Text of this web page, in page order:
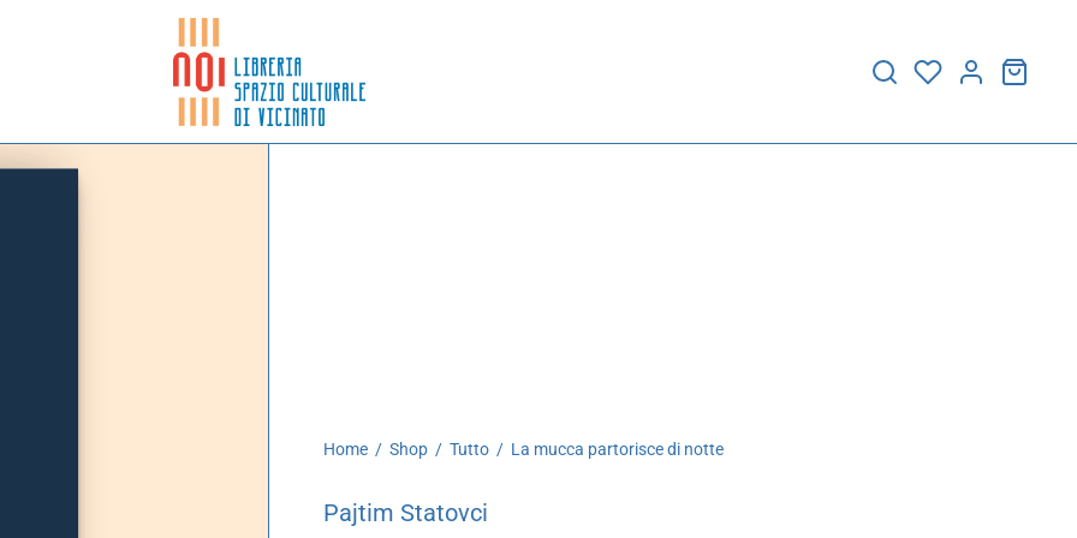
Home / Shop / Tutto / La mucca partorisce di notte
Pajtim Statovci